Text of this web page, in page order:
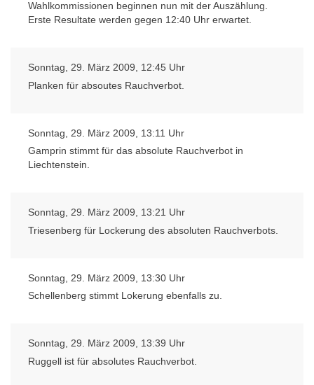
Wahlkommissionen beginnen nun mit der Auszählung.
Erste Resultate werden gegen 12:40 Uhr erwartet.
Sonntag, 29. März 2009, 12:45 Uhr
Planken für absoutes Rauchverbot.
Sonntag, 29. März 2009, 13:11 Uhr
Gamprin stimmt für das absolute Rauchverbot in
Liechtenstein.
Sonntag, 29. März 2009, 13:21 Uhr
Triesenberg für Lockerung des absoluten Rauchverbots.
Sonntag, 29. März 2009, 13:30 Uhr
Schellenberg stimmt Lokerung ebenfalls zu.
Sonntag, 29. März 2009, 13:39 Uhr
Ruggell ist für absolutes Rauchverbot.